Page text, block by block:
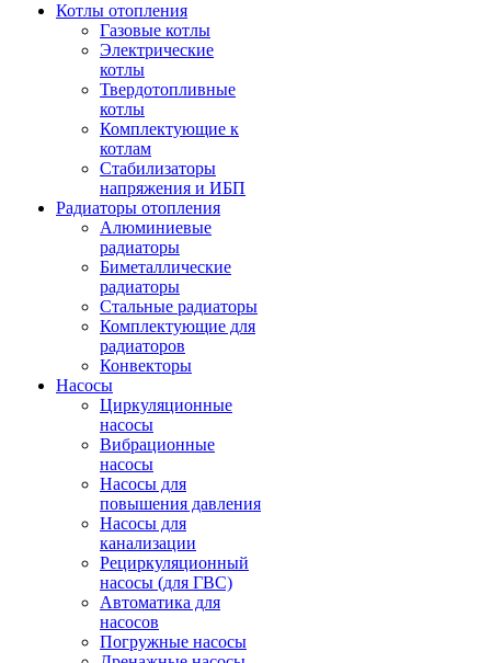
Котлы отопления
Газовые котлы
Электрические
котлы
Твердотопливные
котлы
Комплектующие к
котлам
Стабилизаторы
напряжения и ИБП
Радиаторы отопления
Алюминиевые
радиаторы
Биметаллические
радиаторы
Стальные радиаторы
Комплектующие для
радиаторов
Конвекторы
Насосы
Циркуляционные
насосы
Вибрационные
насосы
Насосы для
повышения давления
Насосы для
канализации
Рециркуляционный
насосы (для ГВС)
Автоматика для
насосов
Погружные насосы